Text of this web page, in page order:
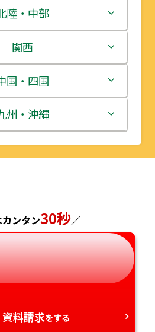
青森県
岩手県
宮城県
秋田県
山形県
茨城県
栃木県
群馬県
埼玉県
千葉県
神奈川県
陸・中部
新潟県
富山県
石川県
福井県
岐阜県
静岡県
愛知県
関西
三重県
滋賀県
京都府
奈良県
和歌山県
国・四国
鳥取県
島根県
山口県
徳島県
香川県
州・沖縄
福岡県
長崎県
熊本県
大分県
宮崎県
ンタン30秒／
資料請求をする